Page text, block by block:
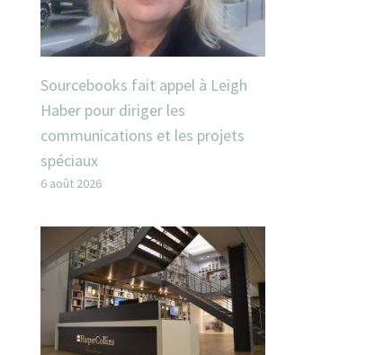
Sourcebooks fait appel à Leigh
Haber pour diriger les
communications et les projets
spéciaux
6 août 2026